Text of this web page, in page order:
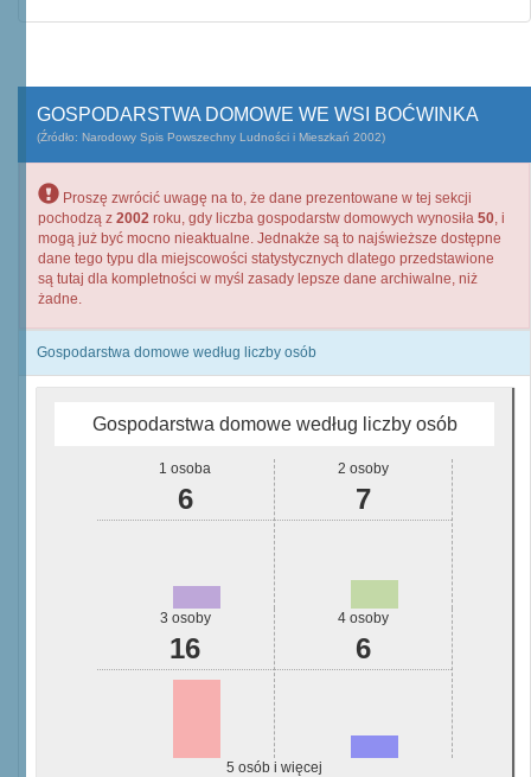
GOSPODARSTWA DOMOWE WE WSI BOĆWINKA
(Źródło: Narodowy Spis Powszechny Ludności i Mieszkań 2002)
Proszę zwrócić uwagę na to, że dane prezentowane w tej sekcji
pochodzą z 2002 roku, gdy liczba gospodarstw domowych wynosiła 50, i
mogą już być mocno nieaktualne. Jednakże są to najświeższe dostępne
dane tego typu dla miejscowości statystycznych dlatego przedstawione
są tutaj dla kompletności w myśl zasady lepsze dane archiwalne, niż
żadne.
Gospodarstwa domowe według liczby osób
Gospodarstwa domowe według liczby osób
1 osoba
6
2 osoby
7
3 osoby
16
4 osoby
6
5 osób i więcej